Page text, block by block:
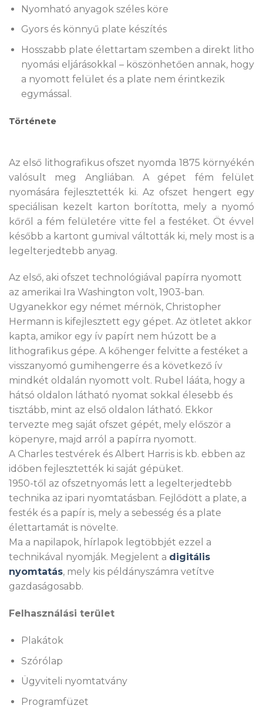
Nyomható anyagok széles köre
Gyors és könnyű plate készítés
Hosszabb plate élettartam szemben a direkt litho
nyomási eljárásokkal – köszönhetően annak, hogy
a nyomott felület és a plate nem érintkezik
egymással.
Története
Az első lithografikus ofszet nyomda 1875 környékén
valósult meg Angliában. A gépet fém felület
nyomására fejlesztették ki. Az ofszet hengert egy
speciálisan kezelt karton borította, mely a nyomó
kőről a fém felületére vitte fel a festéket. Öt évvel
később a kartont gumival váltották ki, mely most is a
legelterjedtebb anyag.
Az első, aki ofszet technológiával papírra nyomott
az amerikai Ira Washington volt, 1903-ban.
Ugyanekkor egy német mérnök, Christopher
Hermann is kifejlesztett egy gépet. Az ötletet akkor
kapta, amikor egy ív papírt nem húzott be a
lithografikus gépe. A kőhenger felvitte a festéket a
visszanyomó gumihengerre és a következő ív
mindkét oldalán nyomott volt. Rubel lááta, hogy a
hátsó oldalon látható nyomat sokkal élesebb és
tisztább, mint az első oldalon látható. Ekkor
tervezte meg saját ofszet gépét, mely először a
köpenyre, majd arról a papírra nyomott.
A Charles testvérek és Albert Harris is kb. ebben az
időben fejlesztették ki saját gépüket.
1950-től az ofszetnyomás lett a legelterjedtebb
technika az ipari nyomtatásban. Fejlődött a plate, a
festék és a papír is, mely a sebesség és a plate
élettartamát is növelte.
Ma a napilapok, hírlapok legtöbbjét ezzel a
technikával nyomják. Megjelent a digitális
nyomtatás, mely kis példányszámra vetítve
gazdaságosabb.
Felhasználási terület
Plakátok
Szórólap
Ügyviteli nyomtatvány
Programfüzet